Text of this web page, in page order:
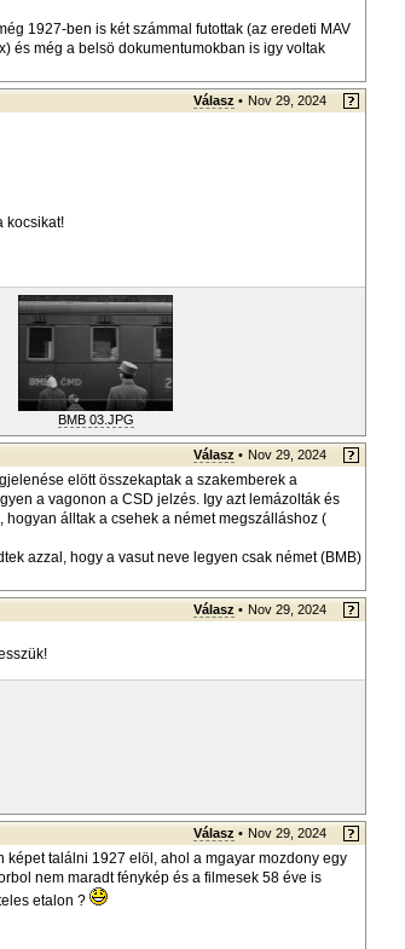
1927-ben is két számmal futottak (az eredeti MAV
és még a belsö dokumentumokban is igy voltak
Válasz • Nov 29, 2024
kocsikat!
BMB 03.JPG
Válasz • Nov 29, 2024
elött összekaptak a szakemberek a
a vagonon a CSD jelzés. Igy azt lemázolták és
álltak a csehek a német megszálláshoz (
azzal, hogy a vasut neve legyen csak német (BMB)
Válasz • Nov 29, 2024
Válasz • Nov 29, 2024
találni 1927 elöl, ahol a mgayar mozdony egy
nem maradt fénykép és a filmesek 58 éve is
etalon ?